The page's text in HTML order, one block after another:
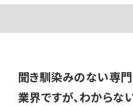
聞き馴染みのない専
業界ですが、わからな